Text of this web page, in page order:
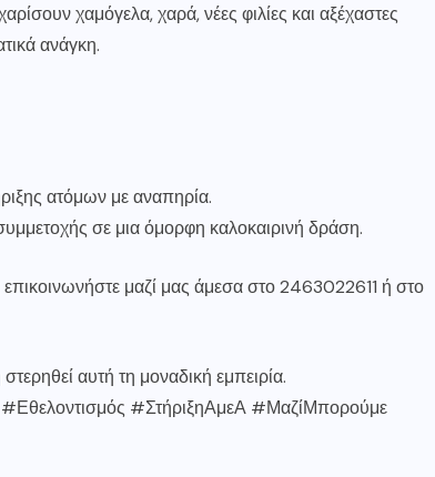
χαμόγελα, χαρά, νέες φιλίες και αξέχαστες
ανάγκη.
ατόμων με αναπηρία.
σε μια όμορφη καλοκαιρινή δράση.
μαζί μας άμεσα στο 2463022611 ή στο
αυτή τη μοναδική εμπειρία.
#ΣτήριξηΑμεΑ #ΜαζίΜπορούμε